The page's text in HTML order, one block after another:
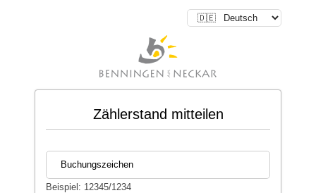
Zählerstand mitteilen
Buchungszeichen
Beispiel: 12345/1234